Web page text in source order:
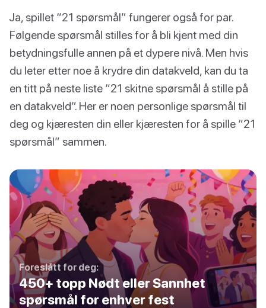
Ja, spillet “21 spørsmål” fungerer også for par.
Følgende spørsmål stilles for å bli kjent med din
betydningsfulle annen på et dypere nivå. Men hvis
du leter etter noe å krydre din datakveld, kan du ta
en titt på neste liste “21 skitne spørsmål å stille på
en datakveld”. Her er noen personlige spørsmål til
deg og kjæresten din eller kjæresten for å spille “21
spørsmål” sammen.
Foreslått for deg:
450+ topp Nødt eller Sannhet
spørsmål for enhver fest